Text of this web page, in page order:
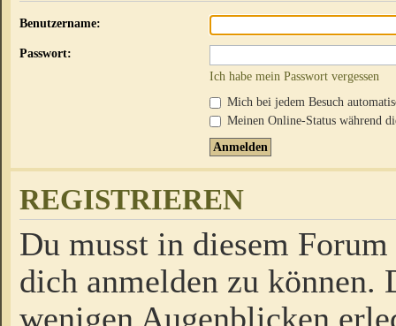
Benutzername:
Passwort:
Ich habe mein Passwort vergessen
Mich bei jedem Besuch
Meinen Online-Status während
REGISTRIEREN
Du musst in diesem
dich anmelden zu
wenigen Augenblicken